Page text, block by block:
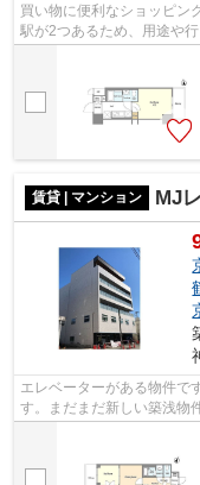
買い物に便利なショッピン
駅が2つあるため、用途や
賃貸 | マンション MJ
エレベーターがある物件で
す。まだまだ新しい築浅物
良好な駅近物件はいかがで